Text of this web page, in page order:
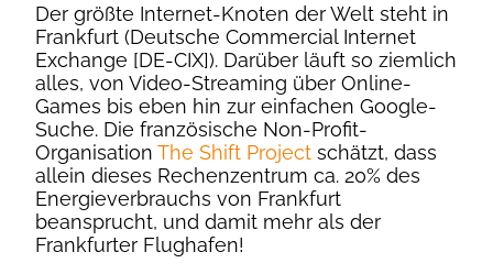
Der größte Internet-Knoten der Welt steht in
Frankfurt (Deutsche Commercial Internet
Exchange [DE-CIX]). Darüber läuft so ziemlich
alles, von Video-Streaming über Online-
Games bis eben hin zur einfachen Google-
Suche. Die französische Non-Profit-
Organisation The Shift Project schätzt, dass
allein dieses Rechenzentrum ca. 20% des
Energieverbrauchs von Frankfurt
beansprucht, und damit mehr als der
Frankfurter Flughafen!